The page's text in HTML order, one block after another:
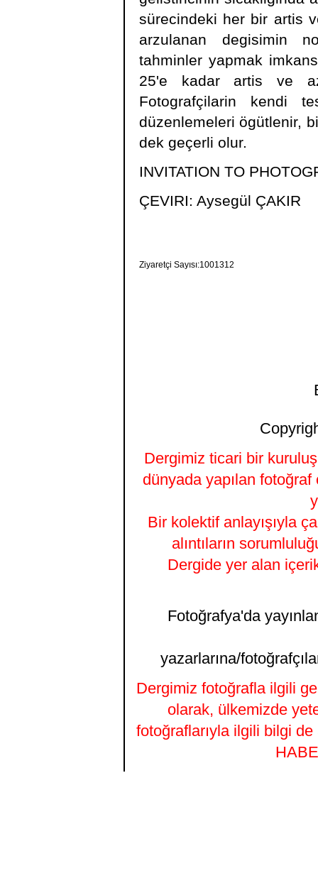
sürecindeki her bir artis
arzulanan degisimin
tahminler yapmak
25'e kadar artis ve
Fotografçilarin kendi
düzenlemeleri ögütlenir,
dek geçerli olur.
INVITATION TO
ÇEVIRI: Aysegül ÇAKIR
Ziyaretçi Sayısı:1001312
Dergimiz ticari bir kuruluş
dünyada yapılan fotoğraf
Bir kolektif anlayışıyla
alıntıların
Dergide yer alan
Fotoğrafya'da
yazarlarına/
Dergimiz fotoğrafla ilgili
olarak, ülkemizde
fotoğraflarıyla ilgili bilgi